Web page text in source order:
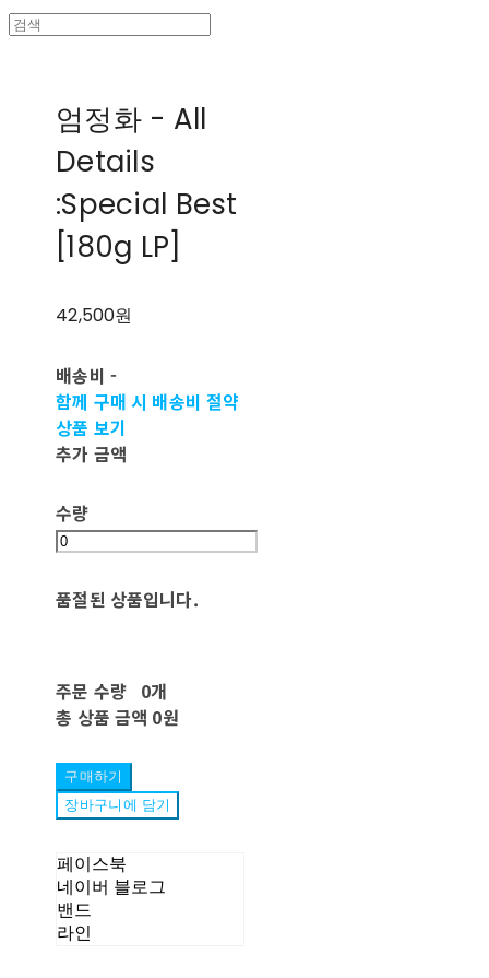
엄정화 - All
Details
:Special Best
[180g LP]
42,500원
배송비 -
함께 구매 시 배송비 절약
상품 보기
추가 금액
수량
품절된 상품입니다.
주문 수량 0개
총 상품 금액 0원
구매하기
장바구니에 담기
페이스북
네이버 블로그
밴드
라인